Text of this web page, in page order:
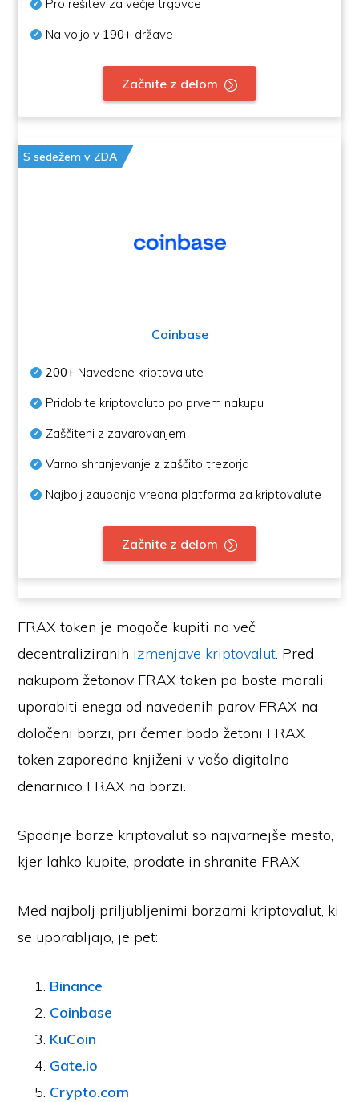
Pro rešitev za večje trgovce
Na voljo v 190+ države
Začnite z delom
S sedežem v ZDA
Coinbase
200+ Navedene kriptovalute
Pridobite kriptovaluto po prvem nakupu
Zaščiteni z zavarovanjem
Varno shranjevanje z zaščito trezorja
Najbolj zaupanja vredna platforma za kriptovalute
Začnite z delom
FRAX token je mogoče kupiti na več
decentraliziranih izmenjave kriptovalut. Pred
nakupom žetonov FRAX token pa boste morali
uporabiti enega od navedenih parov FRAX na
določeni borzi, pri čemer bodo žetoni FRAX
token zaporedno knjiženi v vašo digitalno
denarnico FRAX na borzi.
Spodnje borze kriptovalut so najvarnejše mesto,
kjer lahko kupite, prodate in shranite FRAX.
Med najbolj priljubljenimi borzami kriptovalut, ki
se uporabljajo, je pet:
Binance
Coinbase
KuCoin
Gate.io
Crypto.com